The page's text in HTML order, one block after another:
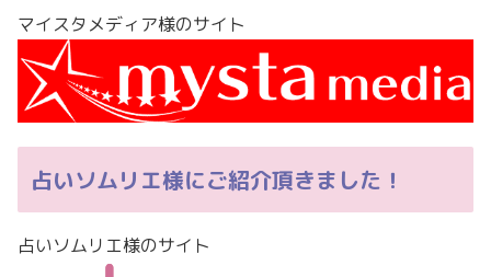
マイスタメディア様のサイト
占いソムリエ様にご紹介頂きました！
占いソムリエ様のサイト